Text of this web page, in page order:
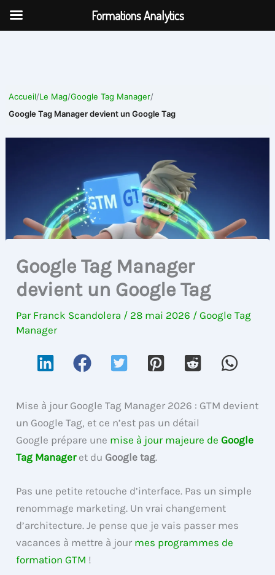
Aller
Accueil/Le Mag/Google Tag Manager/
Google Tag Manager devient un Google Tag
Google Tag Manager
devient un Google Tag
Par Franck Scandolera / 28 mai 2026 /Google Tag
Manager
Mise à jour Google Tag Manager 2026 : GTM devient
un Google Tag, et ce n’est pas un détail
Google prépare une mise à jour majeure deGoogle
Tag Manager et du Google tag.
Pas une petite retouche d’interface. Pas un simple
renommage marketing. Un vrai changement
d’architecture. Je pense que je vais passer mes
vacances à mettre à jour mes programmes de
formation GTM !
Formations Analytics